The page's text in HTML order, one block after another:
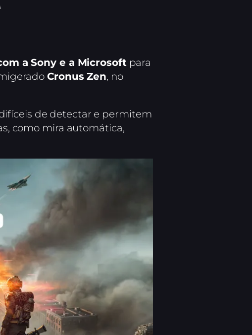
a Sony e a Microsoftpara
Cronus Zen, no
de detectar e permitem
como mira automática,